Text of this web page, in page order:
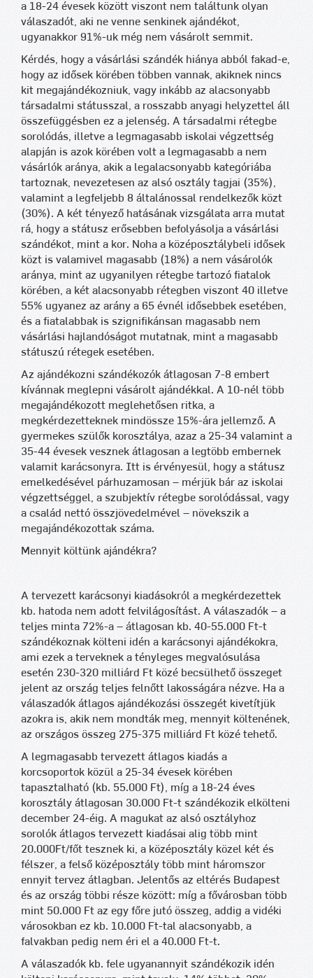
a 18-24 évesek között viszont nem találtunk olyan
válaszadót, aki ne venne senkinek ajándékot,
ugyanakkor 91%-uk még nem vásárolt semmit.
Kérdés, hogy a vásárlási szándék hiánya abból fakad-e,
hogy az idősek körében többen vannak, akiknek nincs
kit megajándékozniuk, vagy inkább az alacsonyabb
társadalmi státusszal, a rosszabb anyagi helyzettel áll
összefüggésben ez a jelenség. A társadalmi rétegbe
sorolódás, illetve a legmagasabb iskolai végzettség
alapján is azok körében volt a legmagasabb a nem
vásárlók aránya, akik a legalacsonyabb kategóriába
tartoznak, nevezetesen az alsó osztály tagjai (35%),
valamint a legfeljebb 8 általánossal rendelkezők közt
(30%). A két tényező hatásának vizsgálata arra mutat
rá, hogy a státusz erősebben befolyásolja a vásárlási
szándékot, mint a kor. Noha a középosztálybeli idősek
közt is valamivel magasabb (18%) a nem vásárolók
aránya, mint az ugyanilyen rétegbe tartozó fiatalok
körében, a két alacsonyabb rétegben viszont 40 illetve
55% ugyanez az arány a 65 évnél idősebbek esetében,
és a fiatalabbak is szignifikánsan magasabb nem
vásárlási hajlandóságot mutatnak, mint a magasabb
státuszú rétegek esetében.
Az ajándékozni szándékozók átlagosan 7-8 embert
kívánnak meglepni vásárolt ajándékkal. A 10-nél több
megajándékozott meglehetősen ritka, a
megkérdezetteknek mindössze 15%-ára jellemző. A
gyermekes szülők korosztálya, azaz a 25-34 valamint a
35-44 évesek vesznek átlagosan a legtöbb embernek
valamit karácsonyra. Itt is érvényesül, hogy a státusz
emelkedésével párhuzamosan – mérjük bár az iskolai
végzettséggel, a szubjektív rétegbe sorolódással, vagy
a család nettó összjövedelmével – növekszik a
megajándékozottak száma.
Mennyit költünk ajándékra?
A tervezett karácsonyi kiadásokról a megkérdezettek
kb. hatoda nem adott felvilágosítást. A válaszadók – a
teljes minta 72%-a – átlagosan kb. 40-55.000 Ft-t
szándékoznak költeni idén a karácsonyi ajándékokra,
ami ezek a terveknek a tényleges megvalósulása
esetén 230-320 milliárd Ft közé becsülhető összeget
jelent az ország teljes felnőtt lakosságára nézve. Ha a
válaszadók átlagos ajándékozási összegét kivetítjük
azokra is, akik nem mondták meg, mennyit költenének,
az országos összeg 275-375 milliárd Ft közé tehető.
A legmagasabb tervezett átlagos kiadás a
korcsoportok közül a 25-34 évesek körében
tapasztalható (kb. 55.000 Ft), míg a 18-24 éves
korosztály átlagosan 30.000 Ft-t szándékozik elkölteni
december 24-éig. A magukat az alsó osztályhoz
sorolók átlagos tervezett kiadásai alig több mint
20.000Ft/főt tesznek ki, a középosztály közel két és
félszer, a felső középosztály több mint háromszor
ennyit tervez átlagban. Jelentős az eltérés Budapest
és az ország többi része között: míg a fővárosban több
mint 50.000 Ft az egy főre jutó összeg, addig a vidéki
városokban ez kb. 10.000 Ft-tal alacsonyabb, a
falvakban pedig nem éri el a 40.000 Ft-t.
A válaszadók kb. fele ugyanannyit szándékozik idén